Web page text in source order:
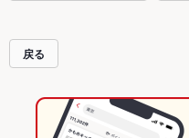
戻る